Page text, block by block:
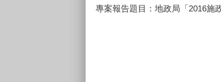
專案報告題目：地政局「2016施